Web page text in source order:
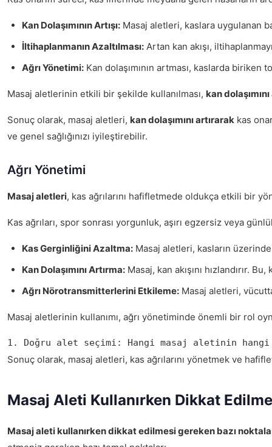
Kan Dolaşımının Artışı: Masaj aletleri, kaslara uygulanan
İltihaplanmanın Azaltılması: Artan kan akışı,
Ağrı Yönetimi: Kan dolaşımının artması, kaslarda biriken
Masaj aletlerinin etkili bir şekilde kullanılması, kan
Sonuç olarak, masaj aletleri, kan dolaşımını artırarak kas
ve genel sağlığınızı iyileştirebilir.
Ağrı Yönetimi
Masaj aletleri, kas ağrılarını hafifletmede oldukça etkili bir
Kas ağrıları, spor sonrası yorgunluk, aşırı egzersiz veya
Kas Gerginliğini Azaltma: Masaj aletleri, kasların
Kan Dolaşımını Artırma: Masaj, kan akışını hızlandırır.
Ağrı Nörotransmitterlerini Etkileme: Masaj aletleri,
Masaj aletlerinin kullanımı, ağrı yönetiminde önemli bir rol
1. Doğru alet seçimi: Hangi masaj aletinin
Sonuç olarak, masaj aletleri, kas ağrılarını yönetmek ve
Masaj Aleti Kullanırken Dikkat
Masaj aleti kullanırken dikkat edilmesi gereken bazı